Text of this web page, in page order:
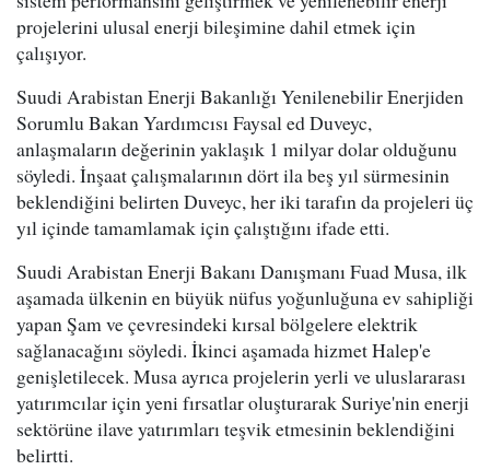
projelerini ulusal enerji bileşimine dahil etmek için
çalışıyor.
Suudi Arabistan Enerji Bakanlığı Yenilenebilir Enerjiden
Sorumlu Bakan Yardımcısı Faysal ed Duveyc,
anlaşmaların değerinin yaklaşık 1 milyar dolar olduğunu
söyledi. İnşaat çalışmalarının dört ila beş yıl sürmesinin
beklendiğini belirten Duveyc, her iki tarafın da projeleri üç
yıl içinde tamamlamak için çalıştığını ifade etti.
Suudi Arabistan Enerji Bakanı Danışmanı Fuad Musa, ilk
aşamada ülkenin en büyük nüfus yoğunluğuna ev sahipliği
yapan Şam ve çevresindeki kırsal bölgelere elektrik
sağlanacağını söyledi. İkinci aşamada hizmet Halep'e
genişletilecek. Musa ayrıca projelerin yerli ve uluslararası
yatırımcılar için yeni fırsatlar oluşturarak Suriye'nin enerji
sektörüne ilave yatırımları teşvik etmesinin beklendiğini
belirtti.